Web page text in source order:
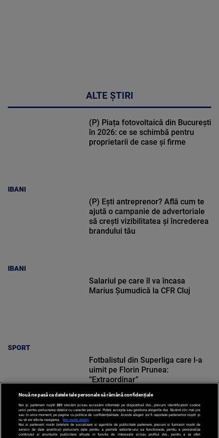
ALTE ȘTIRI
IBANI
(P) Piața fotovoltaică din București
în 2026: ce se schimbă pentru
proprietarii de case și firme
IBANI
(P) Ești antreprenor? Află cum te
ajută o campanie de advertoriale
să crești vizibilitatea și încrederea
brandului tău
SPORT
Salariul pe care îl va încasa
Marius Șumudică la CFR Cluj
SPORT
Fotbalistul din Superliga care l-a
uimit pe Florin Prunea:
”Extraordinar”
Nouă ne pasă ca datele tale personale să rămână confidențiale
Noi și partenerii noștri 201 stocăm și/sau accesăm informații pe dispozitivul dvs., precum identificatorii cookie
unici pentru prelucrarea datelor cu caracter personal. Puteți accepta sau gestiona alegerile dvs. făcând clic mai jos
sau în orice moment, pe pagina cu politica de confidențialitate. Aceste alegeri vor fi raportate partenerilor noștri și
nu vă vor afecta navigarea.
Mai multe detalii
Noi si partenerii nostri (retelele de socializare si agentiile de publicitate partenere, precum si furnizorii nostri de
servicii de date analitice) prelucram date pentru a permite website-ului sa functioneze, pentru a personaliza
continutul si anunturile publicitare afisate in functie de interesele si/sau profilul dvs., pentru a va oferi